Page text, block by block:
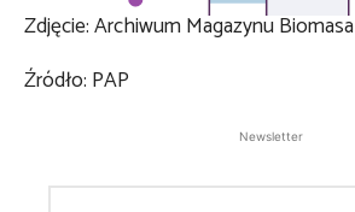
Zdjęcie: Archiwum Magazynu Biomasa
Źródło: PAP
Newsletter